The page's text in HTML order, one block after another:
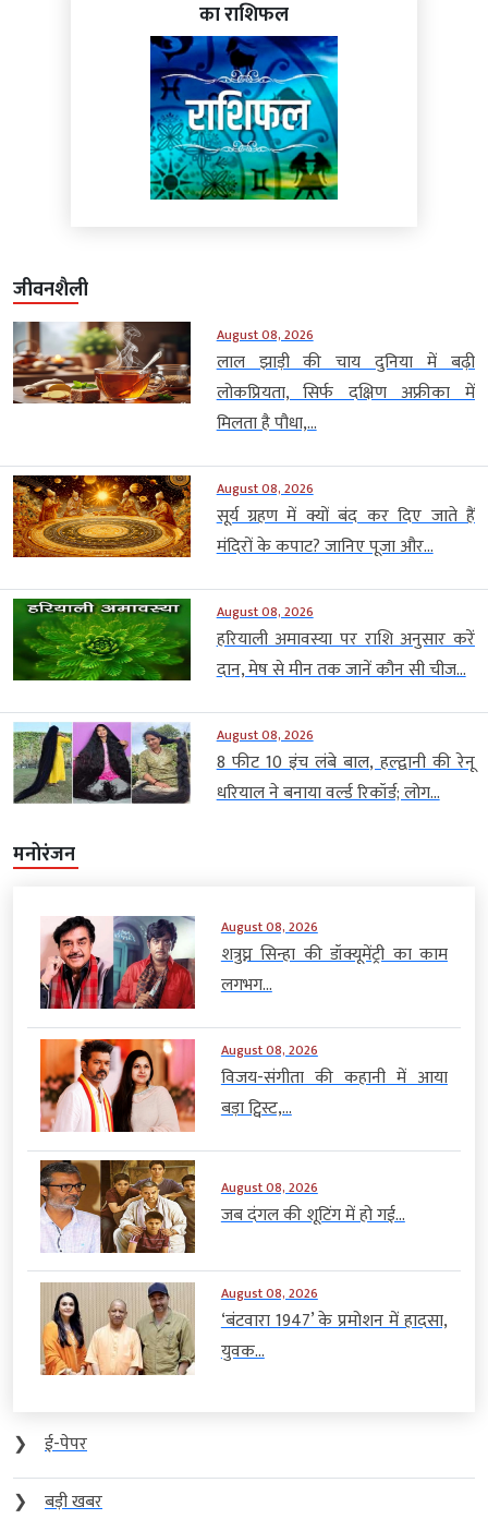
का राशिफल
जीवनशैली
August 08, 2026
लाल झाड़ी की चाय दुनिया में बढ़ी
लोकप्रियता, सिर्फ दक्षिण अफ्रीका में
मिलता है पौधा,...
August 08, 2026
सूर्य ग्रहण में क्यों बंद कर दिए जाते हैं
मंदिरों के कपाट? जानिए पूजा और...
August 08, 2026
हरियाली अमावस्या पर राशि अनुसार करें
दान, मेष से मीन तक जानें कौन सी चीज...
August 08, 2026
8 फीट 10 इंच लंबे बाल, हल्द्वानी की रेनू
धरियाल ने बनाया वर्ल्ड रिकॉर्ड; लोग...
मनोरंजन
August 08, 2026
शत्रुघ्न सिन्हा की डॉक्यूमेंट्री का काम
लगभग...
August 08, 2026
विजय-संगीता की कहानी में आया
बड़ा ट्विस्ट,...
August 08, 2026
जब दंगल की शूटिंग में हो गई...
August 08, 2026
‘बंटवारा 1947’ के प्रमोशन में हादसा,
युवक...
❯
ई-पेपर
❯
बड़ी खबर